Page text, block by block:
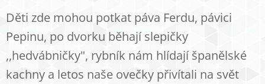
Děti zde mohou potkat páva Ferdu, pávici
Pepinu, po dvorku běhají slepičky
,,hedvábničky", rybník nám hlídají španělské
kachny a letos naše ovečky přivítali na svět